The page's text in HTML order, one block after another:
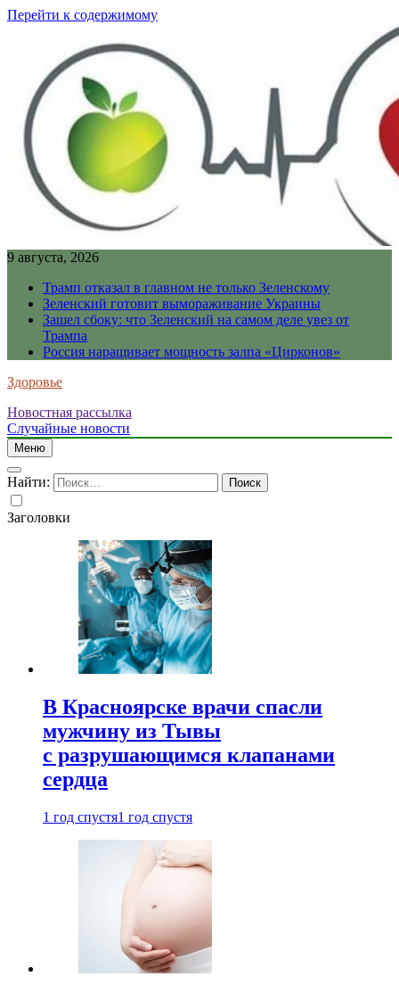
Перейти к содержимому
9 августа, 2026
Трамп отказал в главном не только Зеленскому
Зеленский готовит вымораживание Украины
Зашел сбоку: что Зеленский на самом деле увез от
Трампа
Россия наращивает мощность залпа «Цирконов»
Здоровье
Новостная рассылка
Случайные новости
Меню
Найти:
Заголовки
В Красноярске врачи спасли
мужчину из Тывы
с разрушающимся клапанами
сердца
1 год спустя1 год спустя